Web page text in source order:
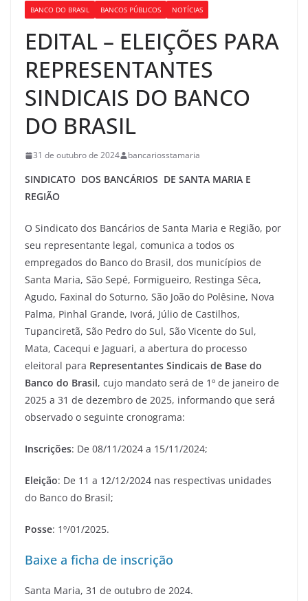
BANCO DO BRASIL BANCOS PÚBLICOS NOTÍCIAS
EDITAL – ELEIÇÕES PARA
REPRESENTANTES
SINDICAIS DO BANCO
DO BRASIL
31 de outubro de 2024 bancariosstamaria
SINDICATO DOS BANCÁRIOS DE SANTA MARIA E
REGIÃO
O Sindicato dos Bancários de Santa Maria e Região, por
seu representante legal, comunica a todos os
empregados do Banco do Brasil, dos municípios de
Santa Maria, São Sepé, Formigueiro, Restinga Sêca,
Agudo, Faxinal do Soturno, São João do Polêsine, Nova
Palma, Pinhal Grande, Ivorá, Júlio de Castilhos,
Tupanciretã, São Pedro do Sul, São Vicente do Sul,
Mata, Cacequi e Jaguari, a abertura do processo
eleitoral para Representantes Sindicais de Base do
Banco do Brasil, cujo mandato será de 1º de janeiro de
2025 a 31 de dezembro de 2025, informando que será
observado o seguinte cronograma:
Inscrições: De 08/11/2024 a 15/11/2024;
Eleição: De 11 a 12/12/2024 nas respectivas unidades
do Banco do Brasil;
Posse: 1º/01/2025.
Baixe a ficha de inscrição
Santa Maria, 31 de outubro de 2024.